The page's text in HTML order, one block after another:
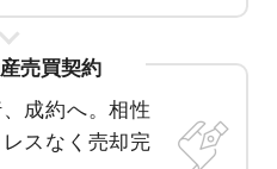
売買契約
成約へ。相性
スなく売却完